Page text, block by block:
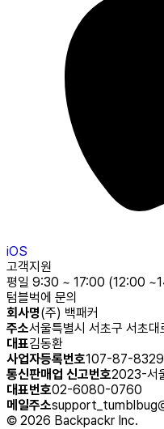
iOS
고객지원
평일 9:30 ~ 17:00 (12:00
텀블벅에 문의
회사명(주) 백패커
주소서울특별시 서초구 서초
대표김동환
사업자등록번호107-87-
통신판매업 신고번호2023-서
대표번호02-6080-0760
메일주소
© 2026 Backpackr Inc.